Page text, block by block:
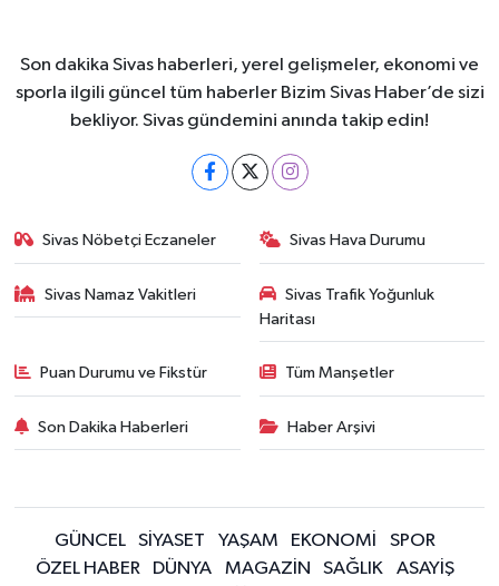
Son dakika Sivas haberleri, yerel gelişmeler, ekonomi ve
sporla ilgili güncel tüm haberler Bizim Sivas Haber’de sizi
bekliyor. Sivas gündemini anında takip edin!
Sivas Nöbetçi Eczaneler Sivas Hava Durumu
Sivas Namaz Vakitleri
Sivas Trafik Yoğunluk
Haritası
Puan Durumu ve Fikstür Tüm Manşetler
Son Dakika Haberleri Haber Arşivi
GÜNCEL SİYASET YAŞAM EKONOMİ
SPOR
ÖZEL HABER
DÜNYA MAGAZİN SAĞLIK
ASAYİŞ